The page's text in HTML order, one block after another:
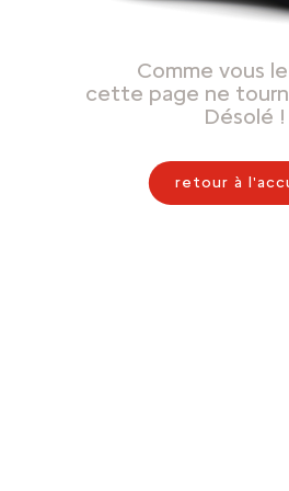
Comme vous
cette page ne
Désolé !
retour à